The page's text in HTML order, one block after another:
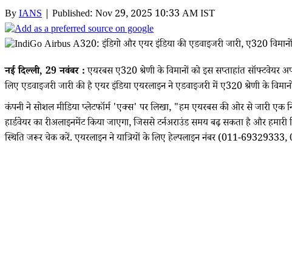
ByIANS | Published: Nov 29, 2025 10:33 AM IST
नई दिल्ली, 29 नवंबर :एयरबस ए320 श्रेणी के विमानों को इस सप्ताहांत सॉफ्टवेयर
लिए एडवाइजरी जारी की है एयर इंडिया एयरलाइन ने एडवाइजरी में ए320 श्रेणी के
कंपनी ने सोशल मीडिया प्लेटफॉर्म 'एक्स' पर लिखा, "हम एयरबस की ओर से जारी एक
हार्डवेयर का रीअलाइनमेंट किया जाएगा, जिससे टर्नअराउंड समय बढ़ सकता है और
स्थिति जरूर चेक करें. एयरलाइन ने यात्रियों के लिए हेल्पलाइन नंबर (011-